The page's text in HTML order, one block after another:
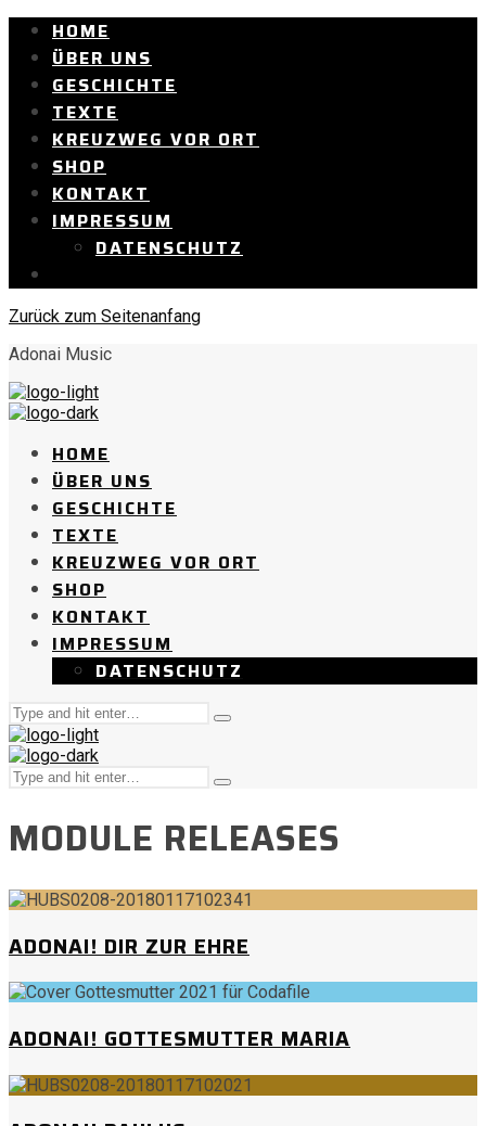
HOME
ÜBER UNS
GESCHICHTE
TEXTE
KREUZWEG VOR ORT
SHOP
KONTAKT
IMPRESSUM
DATENSCHUTZ
Zurück zum Seitenanfang
Adonai Music
HOME
ÜBER UNS
GESCHICHTE
TEXTE
KREUZWEG VOR ORT
SHOP
KONTAKT
IMPRESSUM
DATENSCHUTZ
Suche
nach:
Tippen
Suche
Tippen
Enter
drücken
MODULE RELEASES
ADONAI! DIR ZUR EHRE
ADONAI! GOTTESMUTTER MARIA